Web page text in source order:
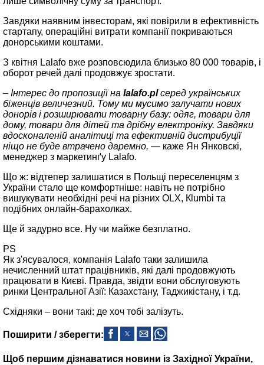
Завдяки наявним інвесторам, які повірили в ефективність
стартапу, операційні витрати компанії покриваються
донорськими коштами.
З квітня Lalafo вже розповсюдила близько 80 000 товарів, і
оборот речей далі продовжує зростати.
– Інтерес до пропозиції на lalafo.plсеред українських
біженців величезний. Тому ми мусимо залучати нових
донорів і розширювати товарну базу: одяг, товари для
дому, товари для дітей та дрібну електроніку. Завдяки
вдосконаленій аналітиці та ефективній дистрибуції
ніщо не буде втрачено даремно, — каже Ян Янковскі,
менеджер з маркетинґу Lalafo.
Що ж: відтепер залишатися в Польщі переселенцям з
України стало ще комфортніше: навіть не потрібно
вишукувати необхідні речі на різних OLX, Кlumbi та
подібних онлайн‑барахолках.
Ще й задурно все. Ну чи майже безплатно.
PS
Як з'ясувалося, компанія Lalafo таки залишила
нечисленний штат працівників, які далі продовжують
працювати в Києві. Правда, звідти вони обслуговують
ринки Центральної Азії: Казахстану, Таджикістану, і т.д.
Східняки – вони такі: де хоч тобі залізуть.
Поширити / зберегти:
Щоб першим дізнаватися новини із Західної України,